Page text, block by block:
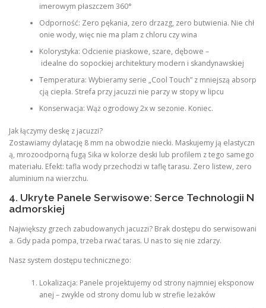
imerowym płaszczem 360°
Odporność: Zero pękania, zero drzazg, zero butwienia. Nie chł
onie wody, więc nie ma plam z chloru czy wina
Kolorystyka: Odcienie piaskowe, szare, dębowe –
idealne do sopockiej architektury modern i skandynawskiej
Temperatura: Wybieramy serie „Cool Touch” z mniejszą absorp
cją ciepła. Strefa przy jacuzzi nie parzy w stopy w lipcu
Konserwacja: Wąż ogrodowy 2x w sezonie. Koniec.
Jak łączymy deskę z jacuzzi?
Zostawiamy dylatację 8 mm na obwodzie niecki. Maskujemy ją elastyczn
ą, mrozoodporną fugą Sika w kolorze deski lub profilem z tego samego
materiału. Efekt: tafla wody przechodzi w taflę tarasu. Zero listew, zero
aluminium na wierzchu.
4. Ukryte Panele Serwisowe: Serce Technologii N
admorskiej
Największy grzech zabudowanych jacuzzi? Brak dostępu do serwisowani
a. Gdy pada pompa, trzeba rwać taras. U nas to się nie zdarzy.
Nasz system dostępu technicznego:
Lokalizacja: Panele projektujemy od strony najmniej eksponow
anej – zwykle od strony domu lub w strefie leżaków